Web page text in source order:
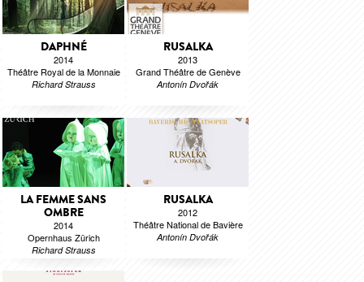
DAPHNÉ
2014
Théâtre Royal de la Monnaie
Richard Strauss
RUSALKA
2013
Grand Théâtre de Genève
Antonín Dvořák
LA FEMME SANS
OMBRE
2014
Opernhaus Zürich
Richard Strauss
RUSALKA
2012
Théâtre National de Bavière
Antonín Dvořák